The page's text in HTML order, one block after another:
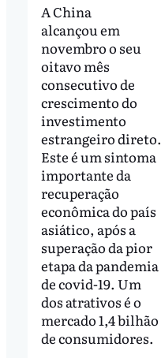
A China
alcançou em
novembro o seu
oitavo mês
consecutivo de
crescimento do
investimento
estrangeiro direto.
Este é um sintoma
importante da
recuperação
econômica do país
asiático, após a
superação da pior
etapa da pandemia
de covid-19. Um
dos atrativos é o
mercado 1,4 bilhão
de consumidores.